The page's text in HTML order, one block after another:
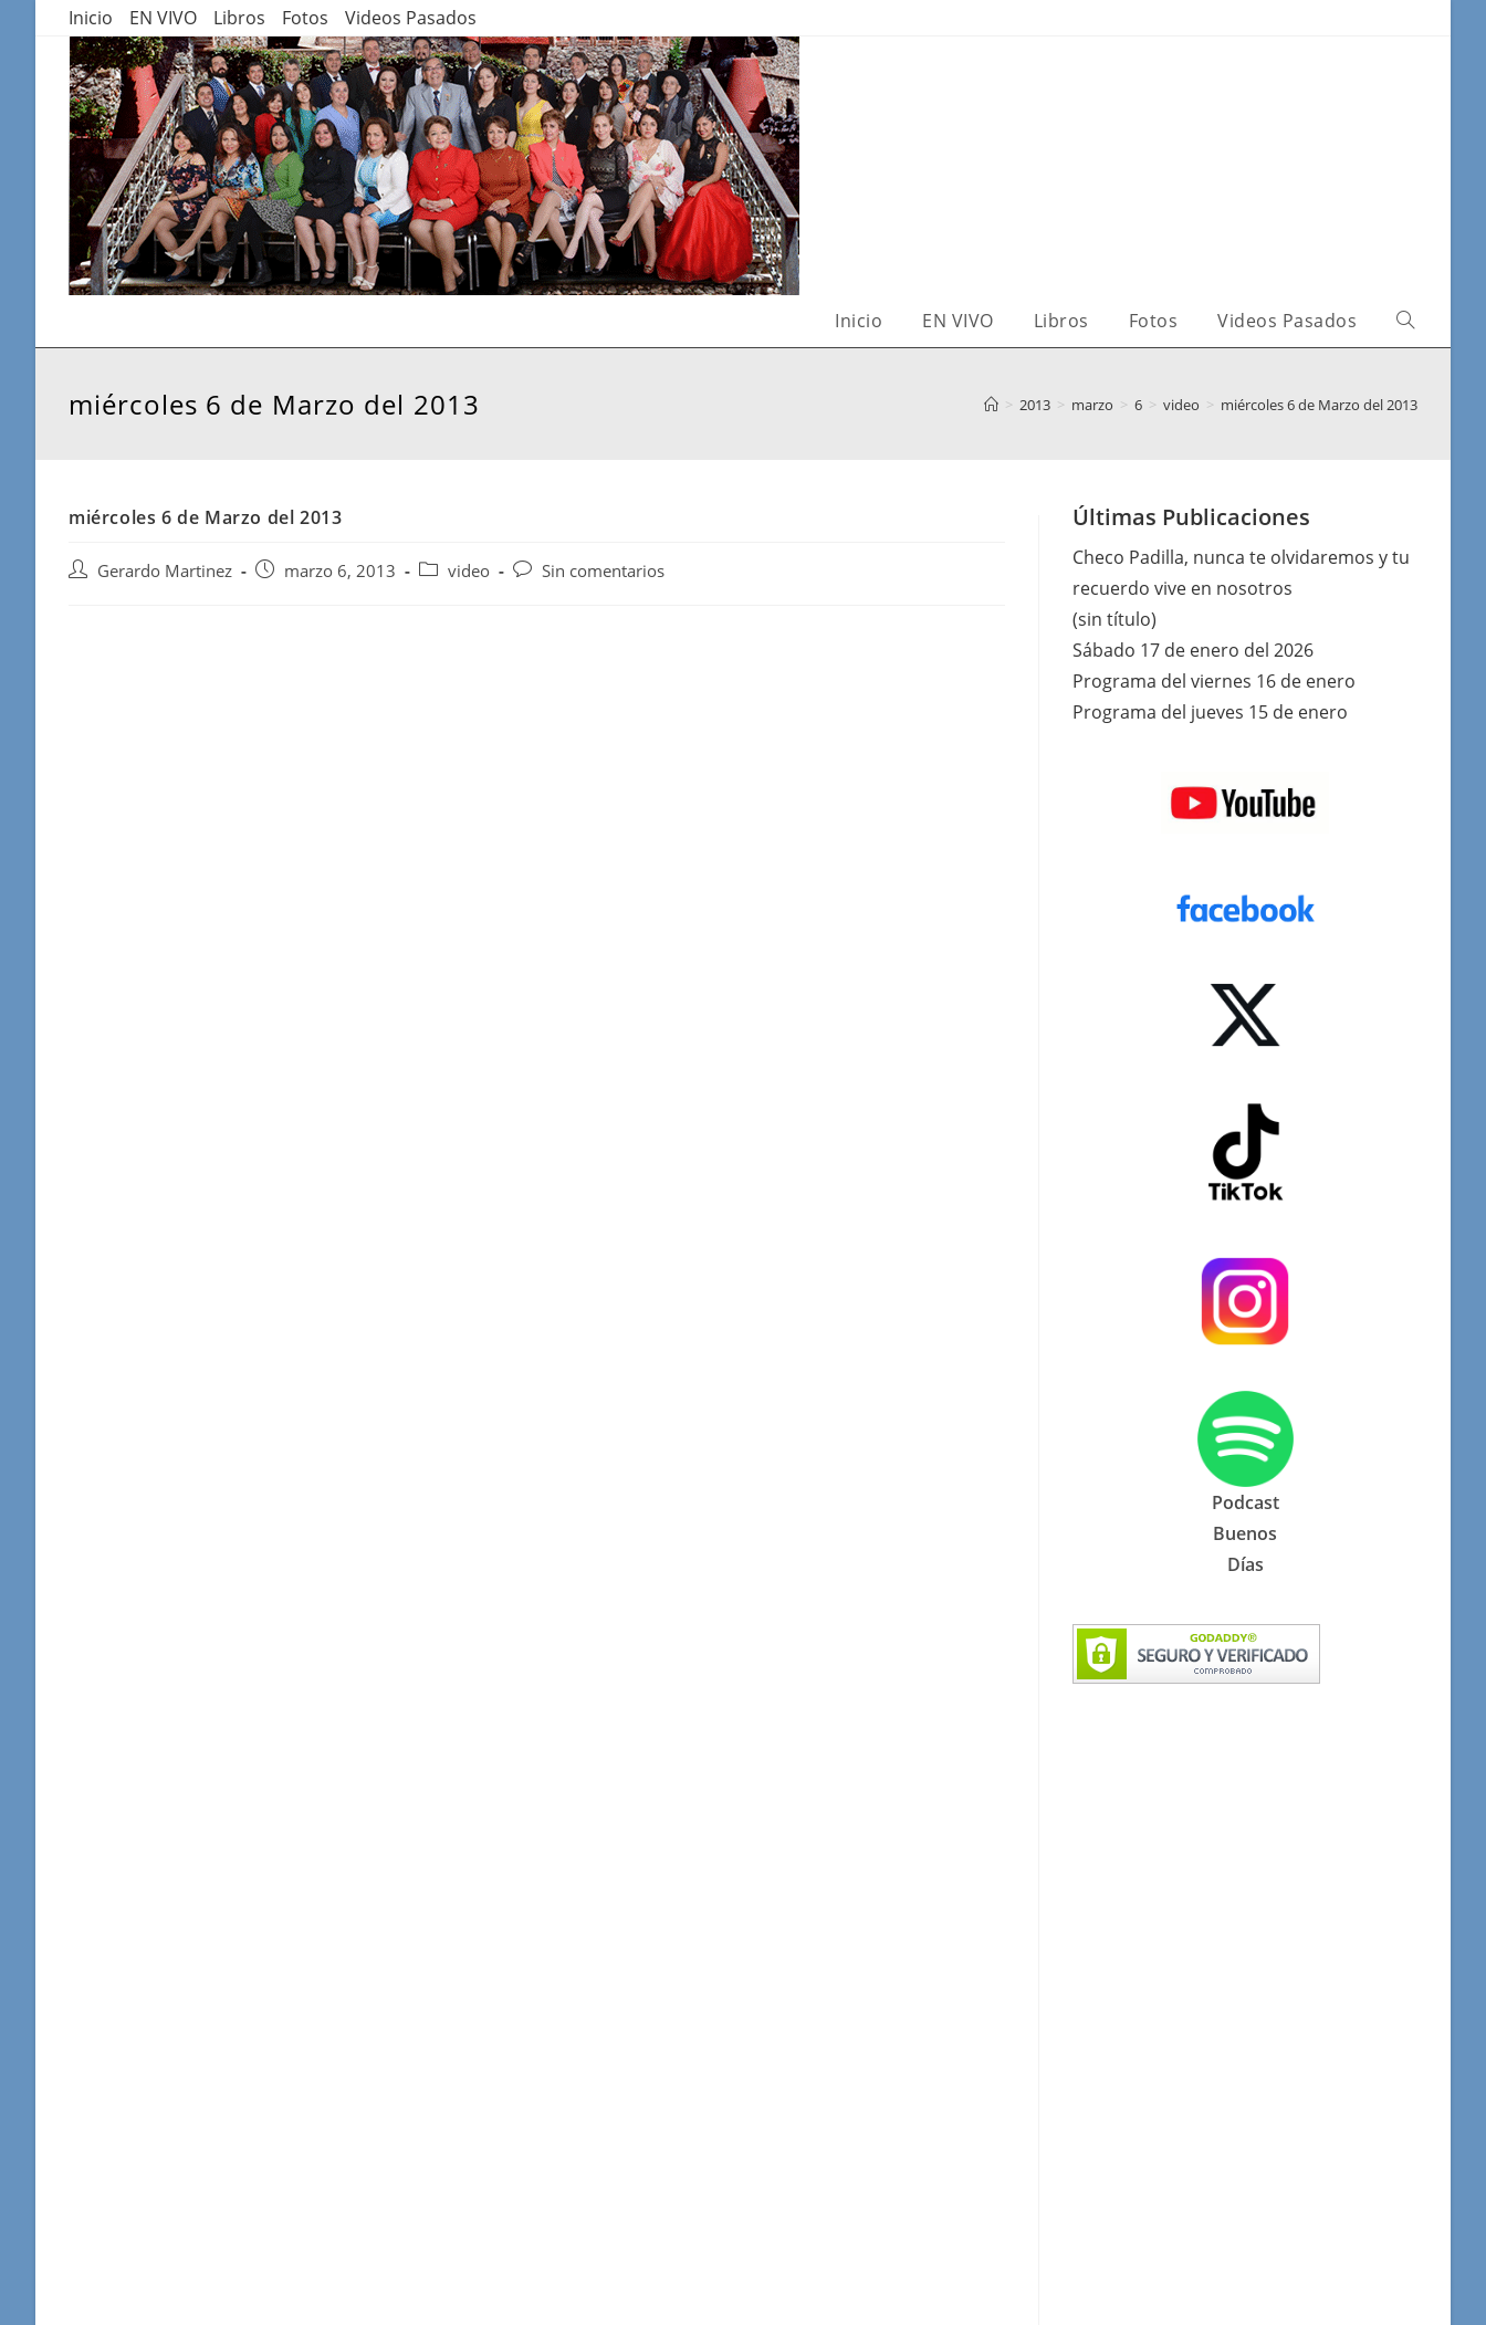
contenido
Inicio EN VIVO Libros Fotos Videos Pasados
Inicio EN VIVO Libros Fotos Videos Pasados
miércoles 6 de Marzo del 2013 > 2013 > marzo > 6 > video > miércoles 6 de Marzo del 2013
miércoles 6 de Marzo del 2013
AutorGerardo Martinez
Publicación
marzo 6, 2013
Categoría
video
Comentarios
Sin comentarios
Últimas Publicaciones
Checo Padilla, nunca te olvidaremos y tu
recuerdo vive en nosotros
(sin título)
Sábado 17 de enero del 2026
Programa del viernes 16 de enero
Programa del jueves 15 de enero
Podcast
Buenos
Días